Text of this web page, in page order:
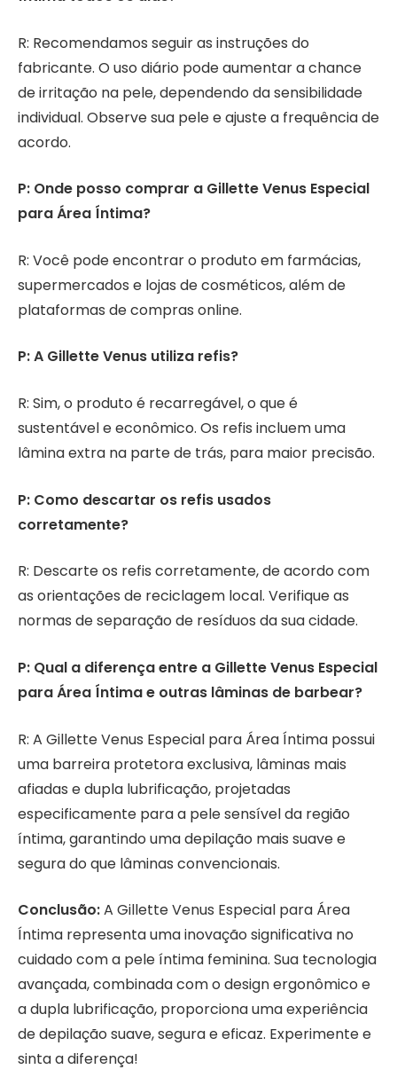
R: Recomendamos seguir as instruções do
fabricante. O uso diário pode aumentar a chance
de irritação na pele, dependendo da sensibilidade
individual. Observe sua pele e ajuste a frequência de
acordo.
P: Onde posso comprar a Gillette Venus Especial
para Área Íntima?
R: Você pode encontrar o produto em farmácias,
supermercados e lojas de cosméticos, além de
plataformas de compras online.
P: A Gillette Venus utiliza refis?
R: Sim, o produto é recarregável, o que é
sustentável e econômico. Os refis incluem uma
lâmina extra na parte de trás, para maior precisão.
P: Como descartar os refis usados
corretamente?
R: Descarte os refis corretamente, de acordo com
as orientações de reciclagem local. Verifique as
normas de separação de resíduos da sua cidade.
P: Qual a diferença entre a Gillette Venus Especial
para Área Íntima e outras lâminas de barbear?
R: A Gillette Venus Especial para Área Íntima possui
uma barreira protetora exclusiva, lâminas mais
afiadas e dupla lubrificação, projetadas
especificamente para a pele sensível da região
íntima, garantindo uma depilação mais suave e
segura do que lâminas convencionais.
Conclusão:A Gillette Venus Especial para Área
Íntima representa uma inovação significativa no
cuidado com a pele íntima feminina. Sua tecnologia
avançada, combinada com o design ergonômico e
a dupla lubrificação, proporciona uma experiência
de depilação suave, segura e eficaz. Experimente e
sinta a diferença!